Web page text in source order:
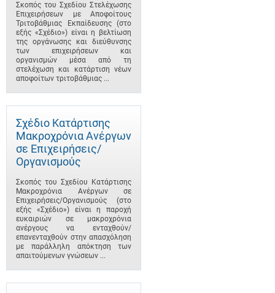
Σκοπός του Σχεδίου Στελέχωσης
Επιχειρήσεων με Αποφοίτους
Τριτοβάθμιας Εκπαίδευσης (στο
εξής «Σχέδιο») είναι η βελτίωση
της οργάνωσης και διεύθυνσης
των επιχειρήσεων και
οργανισμών μέσα από τη
στελέχωση και κατάρτιση νέων
αποφοίτων τριτοβάθμιας ...
Σχέδιο Κατάρτισης
Μακροχρόνια Ανέργων
σε Επιχειρήσεις/
Οργανισμούς
Σκοπός του Σχεδίου Κατάρτισης
Μακροχρόνια Ανέργων σε
Επιχειρήσεις/Οργανισμούς (στο
εξής «Σχέδιο») είναι η παροχή
ευκαιριών σε μακροχρόνια
ανέργους να ενταχθούν/
επανενταχθούν στην απασχόληση
με παράλληλη απόκτηση των
απαιτούμενων γνώσεων ...